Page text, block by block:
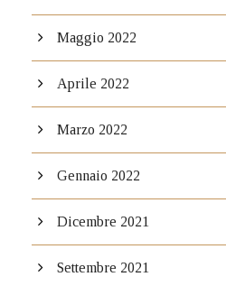
Maggio 2022
Aprile 2022
Marzo 2022
Gennaio 2022
Dicembre 2021
Settembre 2021